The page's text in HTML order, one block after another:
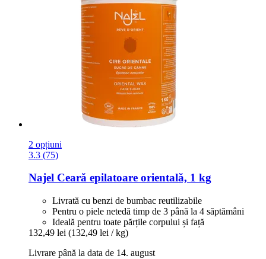
2 opțiuni
3.3 (75)
Najel Ceară epilatoare orientală, 1 kg
Livrată cu benzi de bumbac reutilizabile
Pentru o piele netedă timp de 3 până la 4 săptămâni
Ideală pentru toate părțile corpului și față
132,49 lei (132,49 lei / kg)
Livrare până la data de 14. august